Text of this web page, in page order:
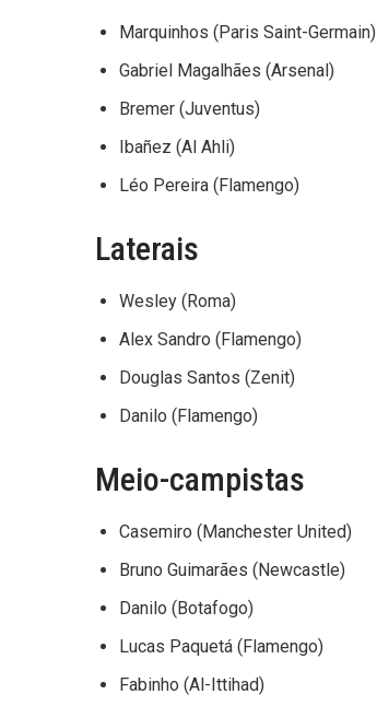
Marquinhos (Paris Saint-Germain)
Gabriel Magalhães (Arsenal)
Bremer (Juventus)
Ibañez (Al Ahli)
Léo Pereira (Flamengo)
Laterais
Wesley (Roma)
Alex Sandro (Flamengo)
Douglas Santos (Zenit)
Danilo (Flamengo)
Meio-campistas
Casemiro (Manchester United)
Bruno Guimarães (Newcastle)
Danilo (Botafogo)
Lucas Paquetá (Flamengo)
Fabinho (Al-Ittihad)